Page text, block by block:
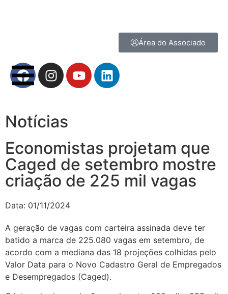
Área do Associado
Notícias
Economistas projetam que
Caged de setembro mostre
criação de 225 mil vagas
Data: 01/11/2024
A geração de vagas com carteira assinada deve ter
batido a marca de 225.080 vagas em setembro, de
acordo com a mediana das 18 projeções colhidas pelo
Valor Data para o Novo Cadastro Geral de Empregados
e Desempregados (Caged).